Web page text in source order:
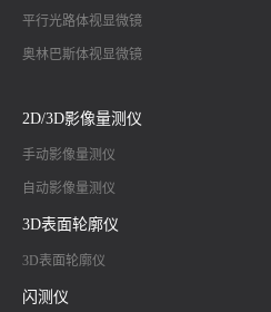
平行光路体视显微镜
奥林巴斯体视显微镜
2D/3D影像量测仪
手动影像量测仪
自动影像量测仪
3D表面轮廓仪
3D表面轮廓仪
闪测仪